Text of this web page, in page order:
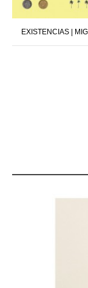
EXISTENCIAS |